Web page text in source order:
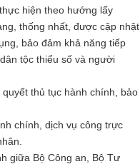
hiện theo hướng lấy
thống nhất, được cập nhật
bảo đảm khả năng tiếp
tộc thiểu số và người
thủ tục hành chính, bảo
chính, dịch vụ công trực
giữa Bộ Công an, Bộ Tư